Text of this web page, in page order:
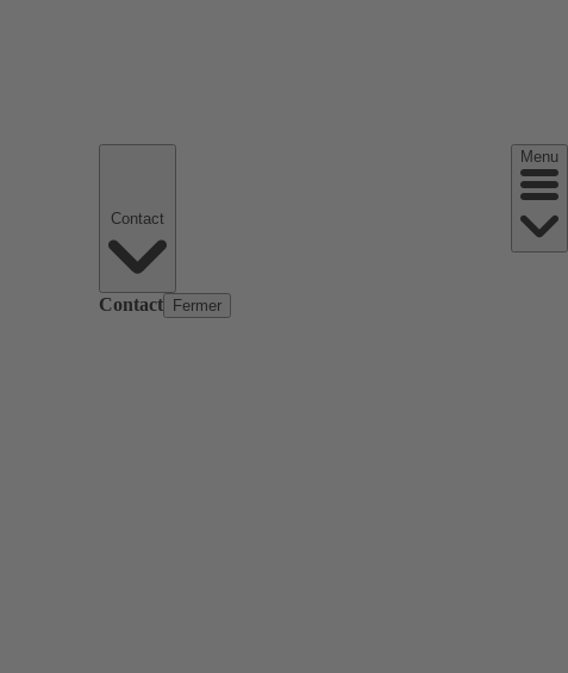
Contact Fermer
Menu